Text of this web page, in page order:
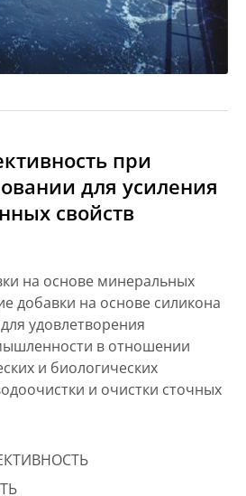
при
для усиления
свойств
на основе минеральных
добавки на основе силикона
удовлетворения
в отношении
и биологических
и очистки сточных